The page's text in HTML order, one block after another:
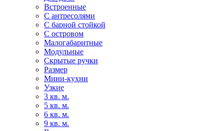
Встроенные
С антресолями
С барной стойкой
С островом
Малогабаритные
Модульные
Скрытые ручки
Размер
Мини-кухни
Узкие
3 кв. м.
5 кв. м.
6 кв. м.
9 кв. м.